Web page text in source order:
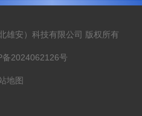
雄安）科技有限公司 版权所有
备2024062126号
地图